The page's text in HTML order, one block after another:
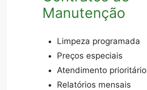
Manutenção
Limpeza programada
Preços especiais
Atendimento prioritário
Relatórios mensais